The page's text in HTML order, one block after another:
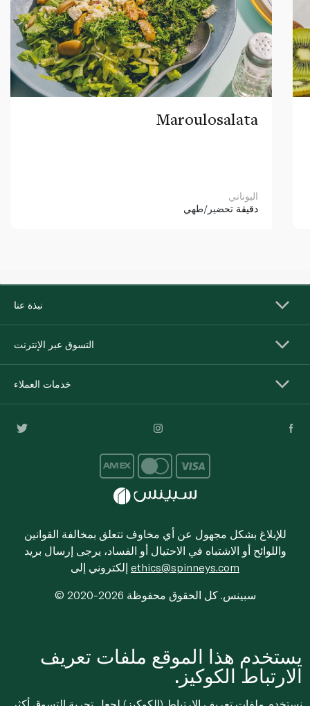
Maroulosalata
اليوناني
دقيقة تحضير/طهي
نبذة عنا
التسوق عبر الإنترنت
خدمات العملاء
للإبلاغ بشكل مجهول عن أي مخاوف تتعلق بمخالفة القوانين
واللوائح أو الاشتباه في الاحتيال أو الفساد، يرجى إرسال بريد
ethics@spinneys.com
© 2020-2026 سبينس. كل الحقوق محفوظة
يستخدم هذا الموقع ملفات تعريف
الارتباط الكوكيز.